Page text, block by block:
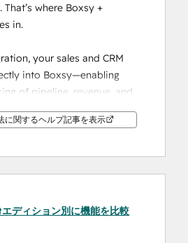
where Boxsy +
in.
your sales and CRM
into Boxsy—enabling
of pipeline, revenue, and
cash runway,
and fundraising
insights.
fundraising with up-
に関するヘルプ記事を表示
ディション別に機能を比較